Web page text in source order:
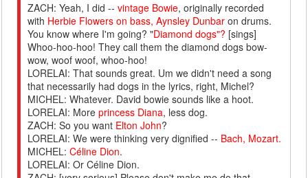
ZACH: Yeah, I did --vintage Bowie, originally recorded
with Herbie Flowers on bass, Aynsley Dunbar on drums.
You know where I'm going? "Diamond dogs"? [sings]
Whoo-hoo-hoo! They call them the diamond dogs bow-
wow, woof woof, whoo-hoo!
LORELAI: That sounds great. Um we didn't need a song
that necessarily had dogs in the lyrics, right, Michel?
MICHEL: Whatever. David bowie sounds like a hoot.
LORELAI: Moreprincess Diana, less dog.
ZACH: So you want Elton John?
LORELAI: We were thinking very dignified -- Bach, Mozart.
MICHEL:Céline Dion.
LORELAI: Or Céline Dion.